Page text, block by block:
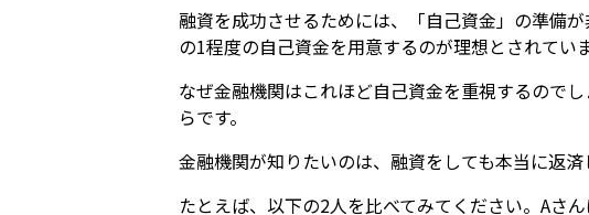
融資を成功させるためには、「自己資金」の準備
の1程度の自己資金を用意するのが理想とされていま
なぜ金融機関はこれほど自己資金を重視するので
らです。
金融機関が知りたいのは、融資をしても本当に返
たとえば、以下の2人を比べてみてください。Aさ